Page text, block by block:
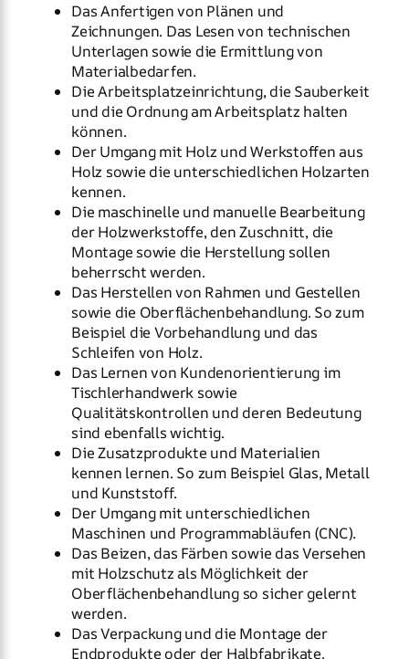
Das Anfertigen von Plänen und
Zeichnungen. Das Lesen von technischen
Unterlagen sowie die Ermittlung von
Materialbedarfen.
Die Arbeitsplatzeinrichtung, die Sauberkeit
und die Ordnung am Arbeitsplatz halten
können.
Der Umgang mit Holz und Werkstoffen aus
Holz sowie die unterschiedlichen Holzarten
kennen.
Die maschinelle und manuelle Bearbeitung
der Holzwerkstoffe, den Zuschnitt, die
Montage sowie die Herstellung sollen
beherrscht werden.
Das Herstellen von Rahmen und Gestellen
sowie die Oberflächenbehandlung. So zum
Beispiel die Vorbehandlung und das
Schleifen von Holz.
Das Lernen von Kundenorientierung im
Tischlerhandwerk sowie
Qualitätskontrollen und deren Bedeutung
sind ebenfalls wichtig.
Die Zusatzprodukte und Materialien
kennen lernen. So zum Beispiel Glas, Metall
und Kunststoff.
Der Umgang mit unterschiedlichen
Maschinen und Programmabläufen (CNC).
Das Beizen, das Färben sowie das Versehen
mit Holzschutz als Möglichkeit der
Oberflächenbehandlung so sicher gelernt
werden.
Das Verpackung und die Montage der
Endprodukte oder der Halbfabrikate.